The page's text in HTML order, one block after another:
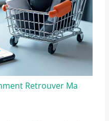
Retrouver Ma